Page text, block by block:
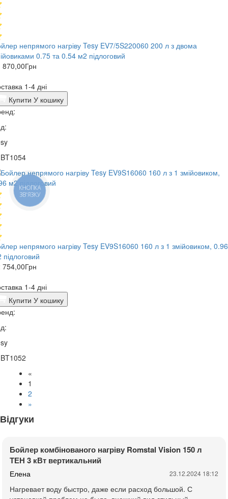
непрямого нагріву Tesy EV7/5S220060 200 л з двома
0.75 та 0.54 м2 підлоговий
870,00Грн
1-4 дні
Купити У кошику
непрямого нагріву Tesy EV9S16060 160 л з 1 змійовиком, 0.96
754,00Грн
1-4 дні
Купити У кошику
«
1
2
»
Відгуки
Бойлер комбінованого нагріву Romstal Vision 150 л
ТЕН 3 кВт вертикальний
Елена 23.12.2024 18:12
Нагревает воду быстро, даже если расход большой. С
КНОПКА
ЗВ'ЯЗКУ